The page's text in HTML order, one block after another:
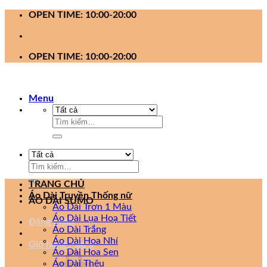
OPEN TIME: 10:00-20:00
OPEN TIME: 10:00-20:00
Menu
Tìm
Tìm
ÁO DÀI SUMO
Đăng nhập
Giỏ hàng /0₫ 0
TRANG CHỦ
Áo Dài Truyền Thống nữ
Áo Dài Trơn 1 Màu
Áo Dài Lụa Hoạ Tiết
Áo Dài Trắng
Áo Dài Hoa Nhí
Áo Dài Hoa Sen
Áo Dài Thêu